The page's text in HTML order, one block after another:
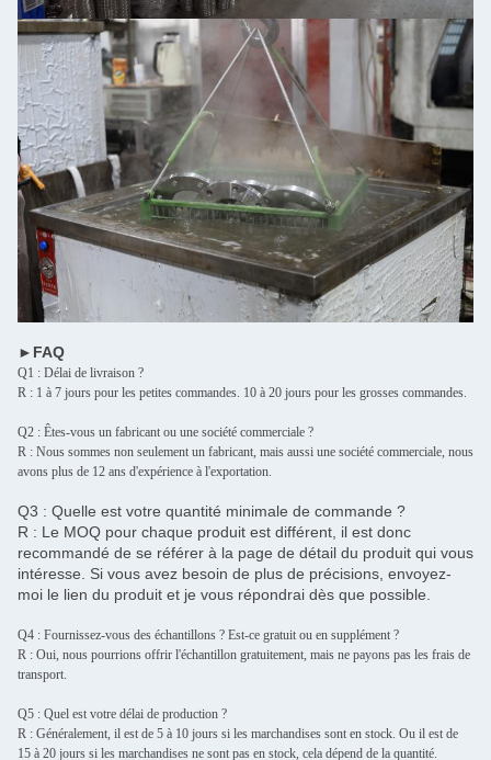
►FAQ
Q1 : Délai de livraison ?
R : 1 à 7 jours pour les petites commandes. 10 à 20 jours pour les grosses commandes.
Q2 : Êtes-vous un fabricant ou une société commerciale ?
R : Nous sommes non seulement un fabricant, mais aussi une société commerciale, nous
avons plus de 12 ans d'expérience à l'exportation.
Q3 : Quelle est votre quantité minimale de commande ?
R : Le MOQ pour chaque produit est différent, il est donc
recommandé de se référer à la page de détail du produit qui vous
intéresse. Si vous avez besoin de plus de précisions, envoyez-
moi le lien du produit et je vous répondrai dès que possible.
Q4 : Fournissez-vous des échantillons ? Est-ce gratuit ou en supplément ?
R : Oui, nous pourrions offrir l'échantillon gratuitement, mais ne payons pas les frais de
transport.
Q5 : Quel est votre délai de production ?
R : Généralement, il est de 5 à 10 jours si les marchandises sont en stock. Ou il est de
15 à 20 jours si les marchandises ne sont pas en stock, cela dépend de la quantité.